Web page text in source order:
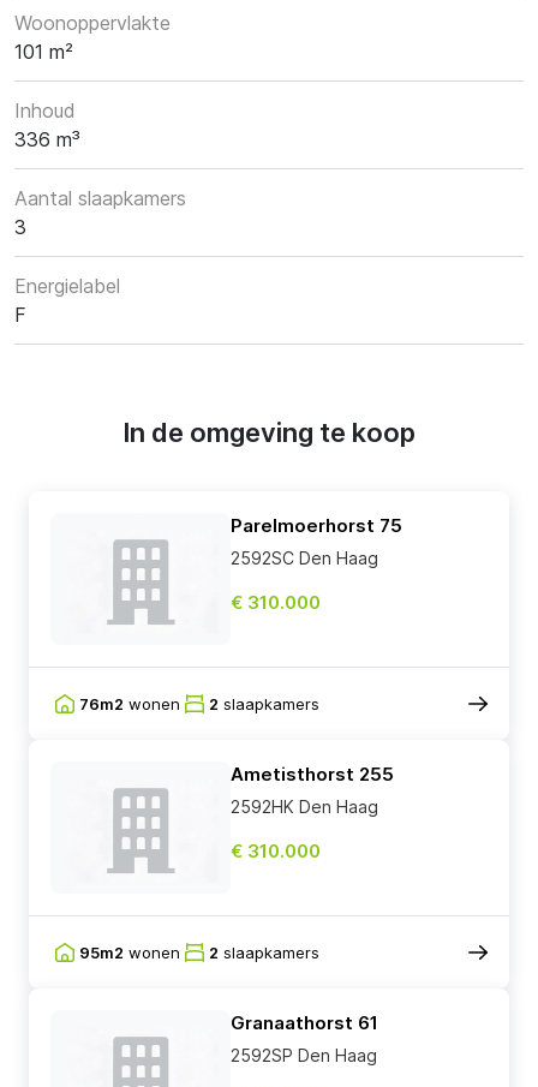
Woonoppervlakte
101 m²
Inhoud
336 m³
Aantal slaapkamers
3
Energielabel
F
In de omgeving te koop
Parelmoerhorst 75
2592SC Den Haag
€ 310.000
76m2 wonen 2 slaapkamers
Ametisthorst 255
2592HK Den Haag
€ 310.000
95m2 wonen 2 slaapkamers
Granaathorst 61
2592SP Den Haag